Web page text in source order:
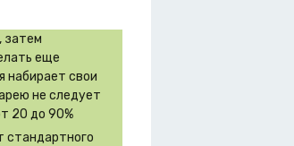
затем
еще
набирает свои
не следует
20 до 90%
стандартного